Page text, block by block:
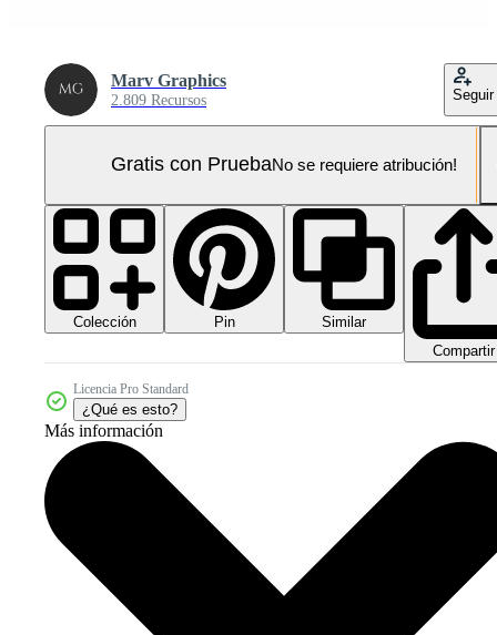
Marv Graphics
2.809 Recursos Seguir
Gratis con PruebaNo se requiere atribución!
Colección Pin
Similar
Compartir
Licencia Pro Standard
¿Qué es esto?
Más información